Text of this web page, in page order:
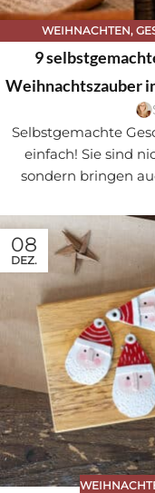
WEIHNACHTEN,
9
Weihnachtszauber
Selbstgemachte
einfach! Sie sind
sondern bringen
08
DEZ.